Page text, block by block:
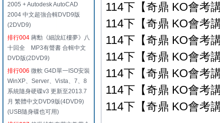
2005 + Autodesk AutoCAD
2004 中文超強合輯DVD9版
(2DVD9)
排行004 蔣勳《細說紅樓夢》八
十回全 MP3有聲書 合輯中文
DVD版(2DVD9)
排行006 微軟 G4D單一ISO安裝
WinXP、Server、Vista、7、8
系統隨身硬碟v3 更新至2013.7
月 繁體中文DVD9版(4DVD9)
(USB隨身碟也可用)
114下【奇鼎 KO會考
114下【奇鼎 KO會考
114下【奇鼎 KO會考
114下【奇鼎 KO會考
114下【奇鼎 KO會考
114下【奇鼎 KO會考
114下【奇鼎 KO會考